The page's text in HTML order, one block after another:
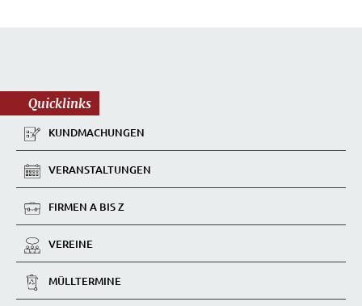
Quicklinks
KUNDMACHUNGEN
VERANSTALTUNGEN
FIRMEN A BIS Z
VEREINE
MÜLLTERMINE